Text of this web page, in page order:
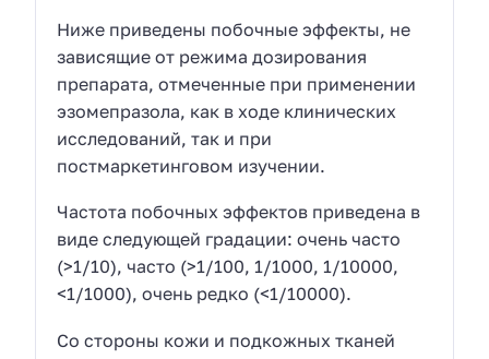
Ниже приведены побочные эффекты, не
зависящие от режима дозирования
препарата, отмеченные при применении
эзомепразола, как в ходе клинических
исследований, так и при
постмаркетинговом изучении.
Частота побочных эффектов приведена в
виде следующей градации: очень часто
(>1/10), часто (>1/100, 1/1000, 1/10000,
<1/1000), очень редко (<1/10000).
Со стороны кожи и подкожных тканей